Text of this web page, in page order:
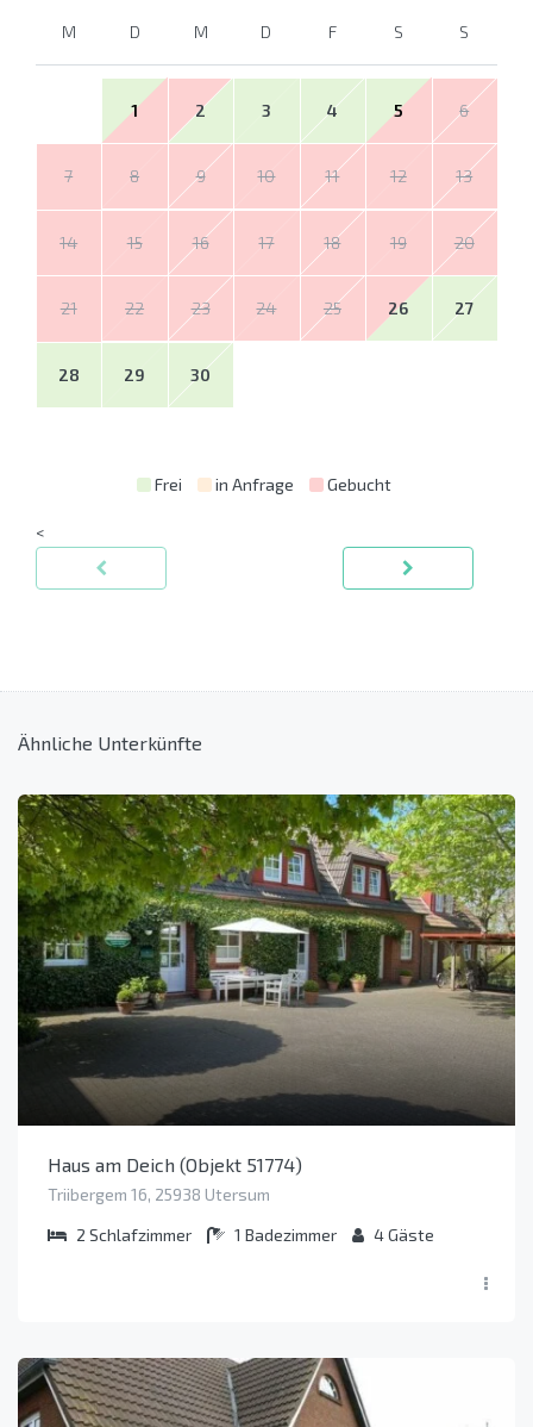
M D M D F S S
1 2 3 4 5 6
7 8 9 10 11 12 13
14 15 16 17 18 19 20
21 22 23 24 25 26 27
28 29 30
Frei in Anfrage Gebucht
<
Ähnliche Unterkünfte
Haus am Deich (Objekt 51774)
Triibergem 16, 25938 Utersum
2 Schlafzimmer 1 Badezimmer 4Gäste